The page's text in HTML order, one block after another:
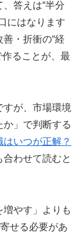
答えは“半分
にはなります
・折衝の“経
ることが、最
すが、市場環境
」で判断する
はいつが正解？
合わせて読むと
やす」よりも
せる必要があ